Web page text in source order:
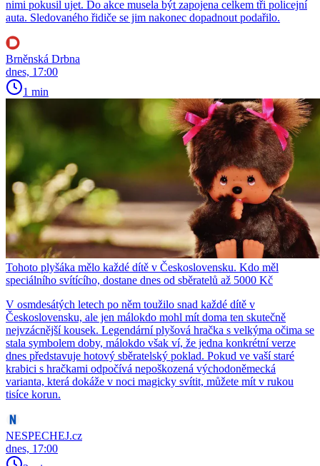
nimi pokusil ujet. Do akce musela být zapojena celkem tři policejní
auta. Sledovaného řidiče se jim nakonec dopadnout podařilo.
Brněnská Drbna
dnes, 17:00
1 min
Tohoto plyšáka mělo každé dítě v Československu. Kdo měl
speciálního svítícího, dostane dnes od sběratelů až 5000 Kč
V osmdesátých letech po něm toužilo snad každé dítě v
Československu, ale jen málokdo mohl mít doma ten skutečně
nejvzácnější kousek. Legendární plyšová hračka s velkýma očima se
stala symbolem doby, málokdo však ví, že jedna konkrétní verze
dnes představuje hotový sběratelský poklad. Pokud ve vaší staré
krabici s hračkami odpočívá nepoškozená východoněmecká
varianta, která dokáže v noci magicky svítit, můžete mít v rukou
tisíce korun.
NESPECHEJ.cz
dnes, 17:00